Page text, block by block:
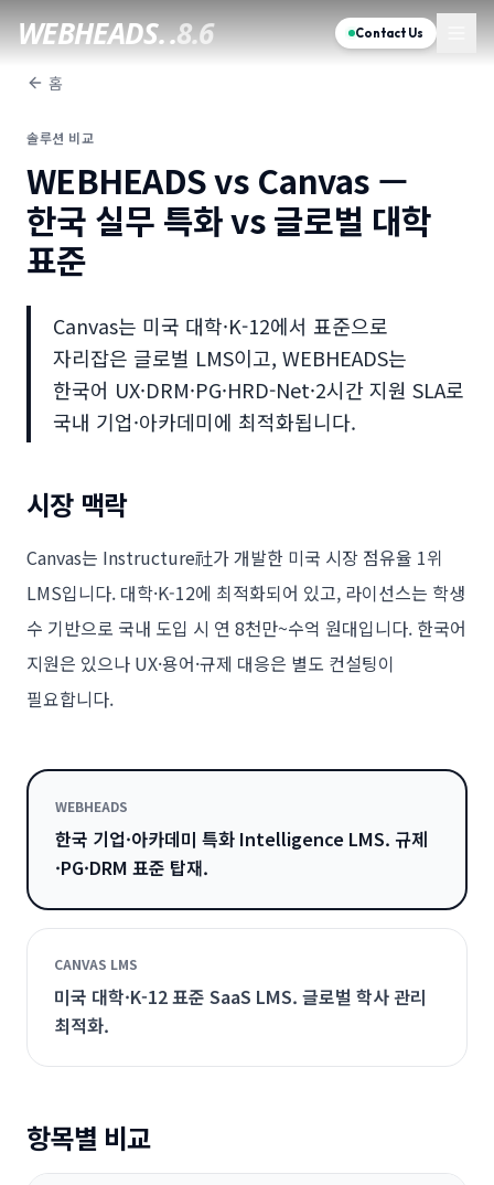
WEBHEADS..8.6 Contact Us
홈
솔루션 비교
WEBHEADS vs Canvas —
한국 실무 특화 vs 글로벌 대학
표준
Canvas는 미국 대학·K-12에서 표준으로
자리잡은 글로벌 LMS이고, WEBHEADS는
한국어 UX·DRM·PG·HRD-Net·2시간 지원 SLA로
국내 기업·아카데미에 최적화됩니다.
시장 맥락
Canvas는 Instructure社가 개발한 미국 시장 점유율 1위
LMS입니다. 대학·K-12에 최적화되어 있고, 라이선스는 학생
수 기반으로 국내 도입 시 연 8천만~수억 원대입니다. 한국어
지원은 있으나 UX·용어·규제 대응은 별도 컨설팅이
필요합니다.
WEBHEADS
한국 기업·아카데미 특화 Intelligence LMS. 규제
·PG·DRM 표준 탑재.
CANVAS LMS
미국 대학·K-12 표준 SaaS LMS. 글로벌 학사 관리
최적화.
항목별 비교